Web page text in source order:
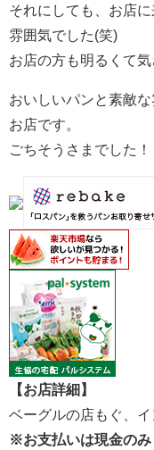
それにしても、お店
雰囲気でした(笑)
お店の方も明るくて気
おいしいパンと素敵
お店です。
ごちそうさまでした！
【お店詳細】
ベーグルの店もぐ、
※お支払いは現金のみ